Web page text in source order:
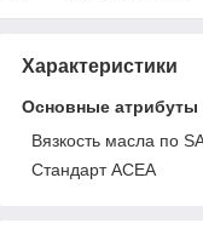
Характеристики
Основные атрибуты
Вязкость масла по
Стандарт ACEA